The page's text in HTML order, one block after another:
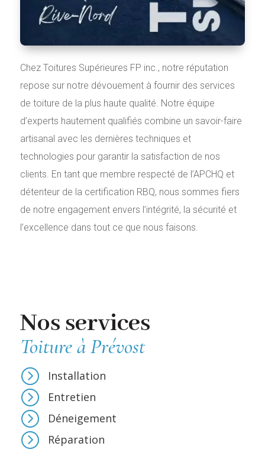
Chez Toitures Supérieures FP inc., notre réputation
repose sur notre dévouement à fournir des services
de toiture de la plus haute qualité. Notre équipe
d’experts hautement qualifiés combine un savoir-faire
artisanal avec les dernières techniques et
technologies pour garantir la satisfaction de nos
clients. En tant que membre respecté de l’APCHQ et
détenteur de la certification RBQ, nous sommes fiers
de notre engagement envers l’intégrité, la sécurité et
l’excellence dans tout ce que nous faisons.
Nos services
Toiture à Prévost
= Installation
= Entretien
= Déneigement
= Réparation